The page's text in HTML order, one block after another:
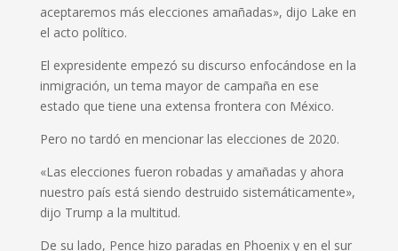
aceptaremos más elecciones amañadas», dijo Lake en
el acto político.
El expresidente empezó su discurso enfocándose en la
inmigración, un tema mayor de campaña en ese
estado que tiene una extensa frontera con México.
Pero no tardó en mencionar las elecciones de 2020.
«Las elecciones fueron robadas y amañadas y ahora
nuestro país está siendo destruido sistemáticamente»,
dijo Trump a la multitud.
De su lado, Pence hizo paradas en Phoenix y en el sur